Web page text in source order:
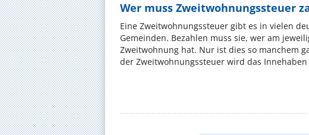
Wer muss Zweitwohnungssteuer
Eine Zweitwohnungssteuer gibt es in vielen
Gemeinden. Bezahlen muss sie, wer am
Zweitwohnung hat. Nur ist dies so manchem
der Zweitwohnungssteuer wird das